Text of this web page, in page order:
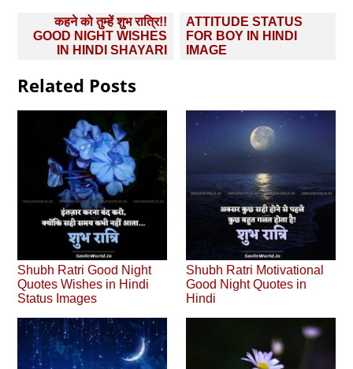
navigation
कहने को तुम्हें शुभ रात्रि!!
GOOD NIGHT WISHES
IN HINDI SHAYARI
ATTITUDE STATUS
FOR BOY IN HINDI
IMAGE
Related Posts
Shubh Ratri Good Night
Quotes Wishes in Hindi
Status Images
Shubh Ratri Motivational
Good Night Quotes in
Hindi